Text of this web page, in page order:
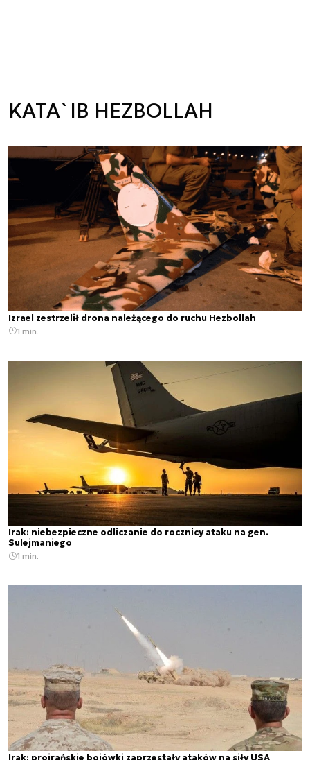
KATA`IB HEZBOLLAH
Izrael zestrzelił drona należącego do ruchu Hezbollah
1 min.
Irak: niebezpieczne odliczanie do rocznicy ataku na gen.
Sulejmaniego
1 min.
Irak: proirańskie bojówki zaprzestały ataków na siły USA